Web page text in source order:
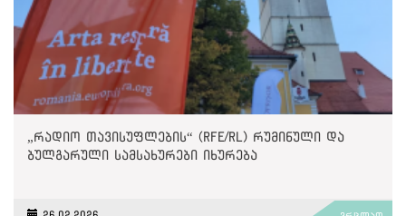
„რადიო თავისუფლების“ (RFE/RL) რუმინული და
ბულგარული სამსახურები იხურება